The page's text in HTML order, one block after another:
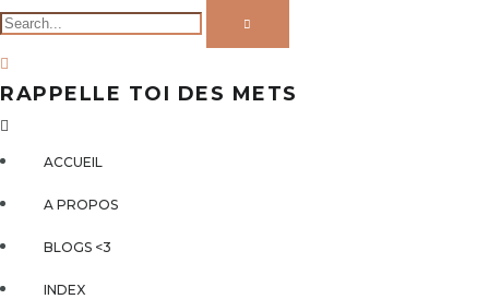
RAPPELLE TOI DES METS
ACCUEIL
A PROPOS
BLOGS <3
INDEX